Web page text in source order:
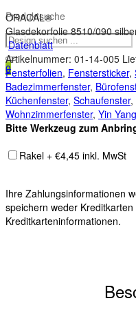
Produktsuche
0
ORACAL®
Glasdekorfolie 8510/090
Datenblatt
Artikelnummer: 01-14-005
Fensterfolien, Fenstersticker,
Badezimmerfenster,
Küchenfenster, Schaufenster,
Wohnzimmerfenster, Yin Yang
Bitte Werkzeug zum
Rakel + €4,45 inkl. MwSt
Ihre Zahlungsinformationen
speichern weder
Kreditkarteninformationen.